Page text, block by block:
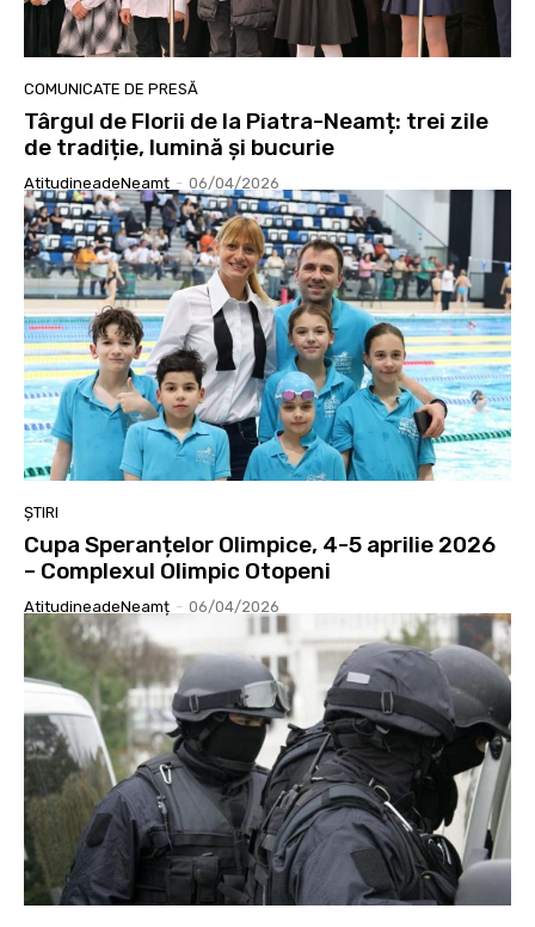
COMUNICATE DE PRESĂ
Târgul de Florii de la Piatra-Neamț: trei zile
de tradiție, lumină și bucurie
AtitudineadeNeamț - 06/04/2026
ȘTIRI
Cupa Speranțelor Olimpice, 4-5 aprilie 2026
– Complexul Olimpic Otopeni
AtitudineadeNeamț - 06/04/2026